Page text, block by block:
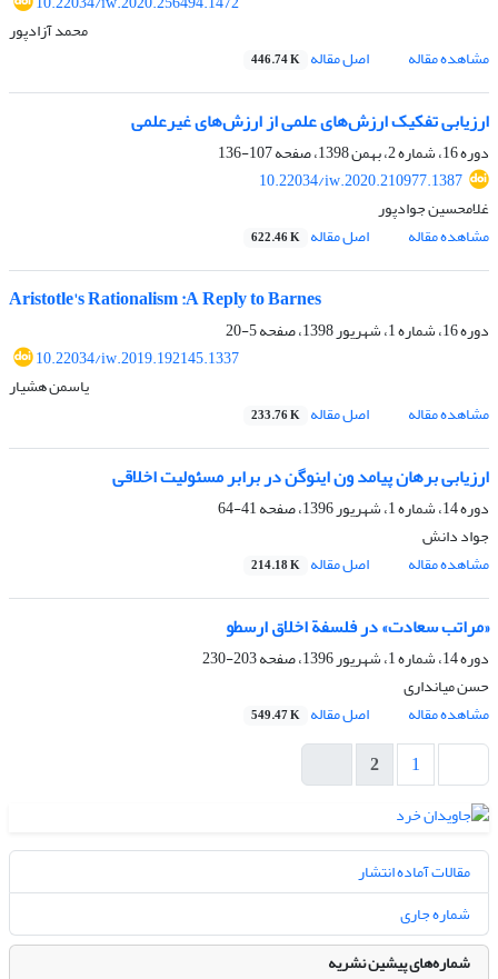
محمد آزادپور
مشاهده مقاله
اصل مقاله 446.74 K
ارزیابی تفکیک ارزش‌های علمی از ارزش‌های غیرعلمی
دوره 16، شماره 2، بهمن 1398، صفحه
107-136
10.22034/iw.2020.210977.1387
غلامحسین جوادپور
مشاهده مقاله
اصل مقاله 622.46 K
Aristotle's Rationalism :A Reply to Barnes
دوره 16، شماره 1، شهریور 1398، صفحه
5-20
10.22034/iw.2019.192145.1337
یاسمن هشیار
مشاهده مقاله
اصل مقاله 233.76 K
ارزیابی برهان پیامد ون اینوگن در برابر مسئولیت اخلاقی
دوره 14، شماره 1، شهریور 1396، صفحه
41-64
جواد دانش
مشاهده مقاله
اصل مقاله 214.18 K
«مراتب سعادت» در فلسفة اخلاق ارسطو
دوره 14، شماره 1، شهریور 1396، صفحه
203-230
حسن میانداری
مشاهده مقاله
اصل مقاله 549.47 K
1
2
مقالات آماده انتشار
شماره جاری
شماره‌های پیشین نشریه